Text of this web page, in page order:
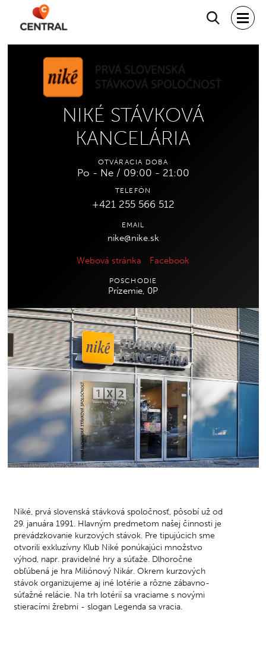
NIKÉ STÁVKOVÁ
KANCELÁRIA
OTVÁRACIA DOBA
Po - Ne / 09:00 - 21:00
TELEFÓN
+421 255 566 512
EMAIL
nike@nike.sk
Webová stránka Facebook
POSCHODIE
Prízemie, 0P
Niké, prvá slovenská stávková spoločnosť, pôsobí už od
29. januára 1991. Hlavným predmetom našej činnosti je
prevádzkovanie kurzových stávok. Pre tipujúcich sme
otvorili exkluzívny Klub Niké ponúkajúci množstvo
výhod, napr. pravidelné hry a súťaže. Dlhoročne
obľúbená je hra Miliónový Nikár. Okrem kurzových
stávok organizujeme aj iné lotérie a rôzne zábavno-
súťažné relácie. Na trh lotérií sa vraciame s novými
stieracími žrebmi - slogan Legenda sa vracia.